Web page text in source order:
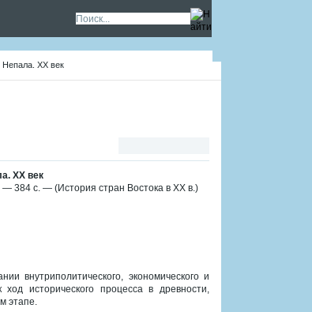
ХХ век
ХХ век
384 с. — (История стран Востока в ХХ в.)
внутриполитического, экономического и
исторического процесса в древности,
этапе.